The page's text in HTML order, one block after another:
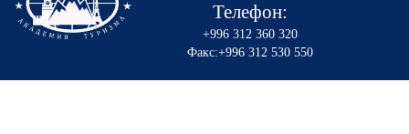
Телефон:
+996 312 360 320
Факс:+996 312 530 550